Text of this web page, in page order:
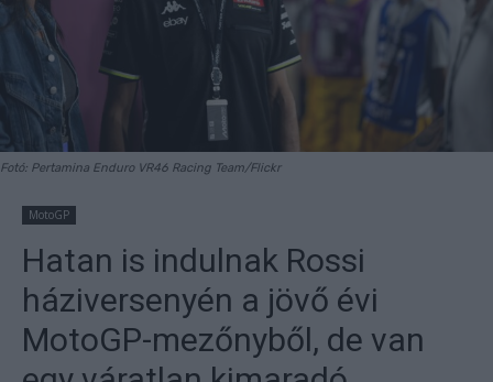
Fotó: Pertamina Enduro VR46 Racing Team/Flickr
MotoGP
Hatan is indulnak Rossi
háziversenyén a jövő évi
MotoGP-mezőnyből, de van